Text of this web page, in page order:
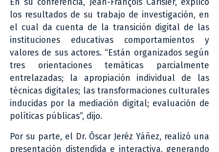
En su conferencia, Jean-François Carisier, explicó
los resultados de su trabajo de investigación, en
el cual da cuenta de la transición digital de las
instituciones educativas comportamientos y
valores de sus actores. “Están organizados según
tres orientaciones temáticas parcialmente
entrelazadas; la apropiación individual de las
técnicas digitales; las transformaciones culturales
inducidas por la mediación digital; evaluación de
políticas públicas”, dijo.
Por su parte, el Dr. Óscar Jeréz Yáñez, realizó una
presentación distendida e interactiva, generando